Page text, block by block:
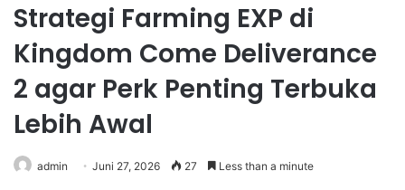
Strategi Farming EXP di
Kingdom Come Deliverance
2 agar Perk Penting Terbuka
Lebih Awal
admin Juni 27, 2026 27 Less than a minute